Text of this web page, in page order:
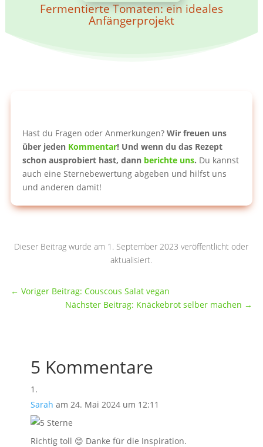
Fermentierte Tomaten: ein ideales
Anfängerprojekt
Hast du Fragen oder Anmerkungen? Wir freuen uns
über jeden Kommentar! Und wenn du das Rezept
schon ausprobiert hast, dann berichte uns. Du kannst
auch eine Sternebewertung abgeben und hilfst uns
und anderen damit!
Dieser Beitrag wurde am 1. September 2023 veröffentlicht oder
aktualisiert.
← Voriger Beitrag: Couscous Salat vegan
Nächster Beitrag: Knäckebrot selber machen →
5 Kommentare
Sarah am 24. Mai 2024 um 12:11
Richtig toll 😊 Danke für die Inspiration.